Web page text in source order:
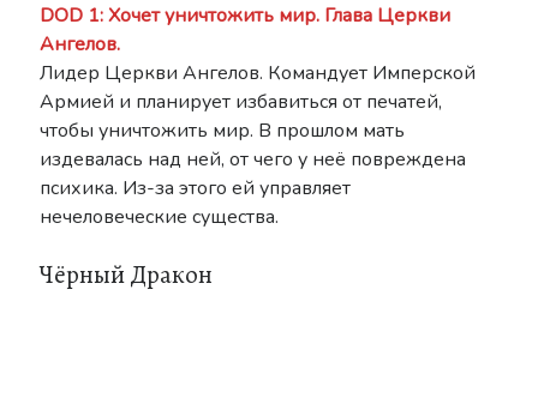
DOD 1: Хочет уничтожить мир. Глава Церкви
Ангелов.
Лидер Церкви Ангелов. Командует Имперской
Армией и планирует избавиться от печатей,
чтобы уничтожить мир. В прошлом мать
издевалась над ней, от чего у неё повреждена
психика. Из-за этого ей управляет
нечеловеческие существа.
Чёрный Дракон